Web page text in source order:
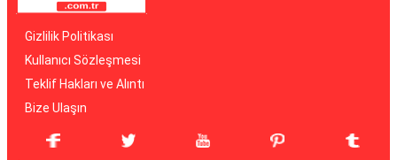
Gizlilik Politikası
Kullanıcı Sözleşmesi
Teklif Hakları ve Alıntı
Bize Ulaşın